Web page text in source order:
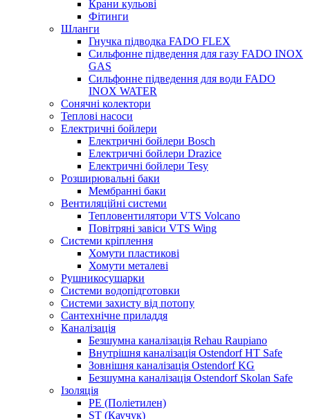
Крани кульові
Фітинги
Шланги
Гнучка підводка FADO FLEX
Сильфонне підведення для газу FADO INOX
GAS
Сильфонне підведення для води FADO
INOX WATER
Сонячні колектори
Теплові насоси
Електричні бойлери
Електричні бойлери Bosch
Електричні бойлери Drazice
Електричні бойлери Tesy
Розширювальні баки
Мембранні баки
Вентиляційні системи
Тепловентилятори VTS Volcano
Повітряні завіси VTS Wing
Системи кріплення
Хомути пластикові
Хомути металеві
Рушникосушарки
Системи водопідготовки
Системи захисту від потопу
Сантехнічне приладдя
Каналізація
Безшумна каналізація Rehau Raupiano
Внутрішня каналізація Ostendorf HT Safe
Зовнішня каналізація Ostendorf KG
Безшумна каналізація Ostendorf Skolan Safe
Ізоляція
PE (Поліетилен)
ST (Каучук)